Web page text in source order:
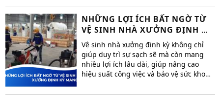
từ Hoàng Việt SG để đảm bảo ghế sofa
luôn sạch sẽ, khử trùng và bền đẹp.
NHỮNG LỢI ÍCH BẤT NGỜ TỪ
VỆ SINH NHÀ XƯỞNG ĐỊNH KỲ
MANG LẠI
Vệ sinh nhà xưởng định kỳ không chỉ
giúp duy trì sự sạch sẽ mà còn mang
nhiều lợi ích lâu dài, giúp nâng cao
hiệu suất công việc và bảo vệ sức khoẻ